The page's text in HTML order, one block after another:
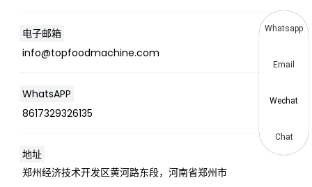
电子邮箱
info@topfoodmachine.com
WhatsAPP
8617329326135
地址
郑州经济技术开发区黄河路东段，河南省郑州市
Whatsapp
Email
Wechat
Chat